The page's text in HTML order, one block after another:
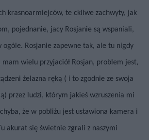
krasnoarmiejców, te ckliwe zachwyty, jak
pojednanie, jacy Rosjanie są wspaniali,
ogóle. Rosjanie zapewne tak, ale tu nigdy
mam wielu przyjaciół Rosjan, problem jest,
żelazna ręką ( i to zgodnie ze swoja
przez ludzi, którym jakieś wzruszenia mi
że w pobliżu jest ustawiona kamera i
akurat się świetnie zgrali z naszymi